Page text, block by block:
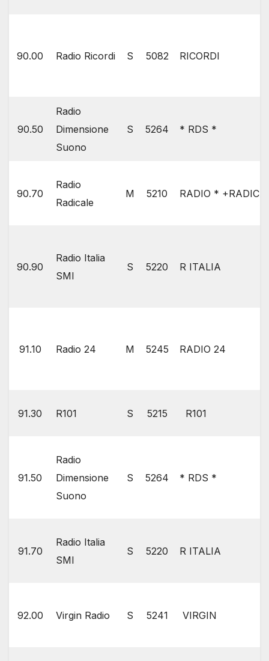
90.00 Radio Ricordi S 5082 RICORDI
90.50
Radio
Dimensione
Suono
S 5264 * RDS *
90.70
Radio
Radicale
M 5210 RADIO *
90.90
Radio Italia
SMI
S 5220 R ITALIA
91.10 Radio 24 M 5245 RADIO 24
91.30 R101 S 5215 R101
91.50
Radio
Dimensione
Suono
S 5264 * RDS *
91.70
Radio Italia
SMI
S 5220 R ITALIA
92.00 Virgin Radio S 5241 VIRGIN